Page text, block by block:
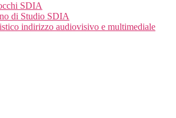
SDIA
di Studio SDIA
indirizzo audiovisivo e multimediale